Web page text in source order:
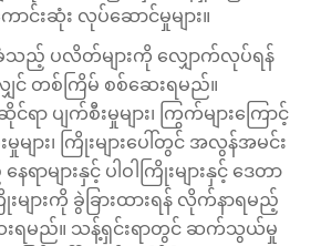
းဆုံး လုပ်ဆောင်မှုများ။
ခံသည့် ပလိတ်များကို လျှောက်လုပ်ရန်
တစ်ကြိမ် စစ်ဆေးရမည်။
ရာ ပျက်စီးမှုများ၊ ကြွက်များကြောင့်
များ၊ ကြိုးများပေါ်တွင် အလွန်အမင်း
ာများနှင့် ပါဝါကြိုးများနှင့် ဒေတာ
များကို ခွဲခြားထားရန် လိုက်နာရမည့်
ေးရမည်။ သန့်ရှင်းရာတွင် ဆက်သွယ်မှု